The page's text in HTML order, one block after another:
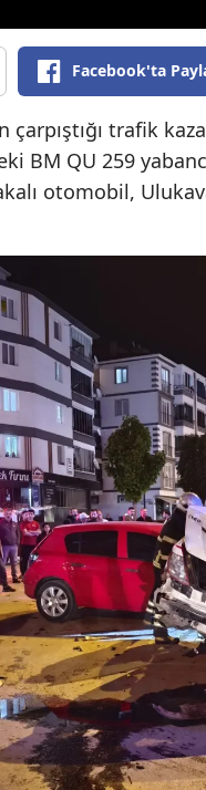
Facebook'ta
trafik
BM QU 259
otomobil,